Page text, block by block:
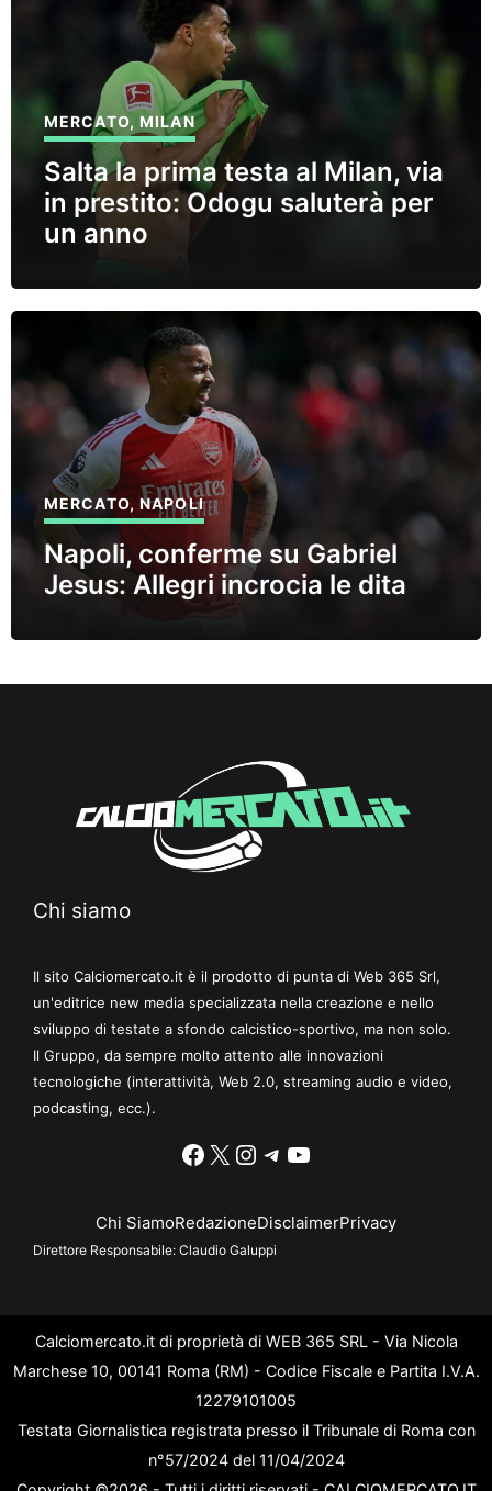
MERCATO, MILAN
Salta la prima testa al Milan, via
in prestito: Odogu saluterà per
un anno
MERCATO,NAPOLI
Napoli, conferme su Gabriel
Jesus: Allegri incrocia le dita
Chi siamo
Il sito Calciomercato.it è il prodotto di punta di Web 365 Srl,
un'editrice new media specializzata nella creazione e nello
sviluppo di testate a sfondo calcistico-sportivo, ma non solo.
Il Gruppo, da sempre molto attento alle innovazioni
tecnologiche (interattività, Web 2.0, streaming audio e video,
podcasting, ecc.).
Facebook
X Instagram
Telegram
YouTube
Chi SiamoRedazioneDisclaimerPrivacy
Direttore Responsabile: Claudio Galuppi
Calciomercato.it di proprietà di WEB 365 SRL - Via Nicola
Marchese 10, 00141 Roma (RM) - Codice Fiscale e Partita I.V.A.
12279101005
Testata Giornalistica registrata presso il Tribunale di Roma con
n°57/2024 del 11/04/2024